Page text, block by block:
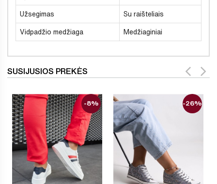
Užsegimas Su raišteliais
Vidpadžio medžiaga Medžiaginiai
SUSIJUSIOS PREKĖS
-8% -26%